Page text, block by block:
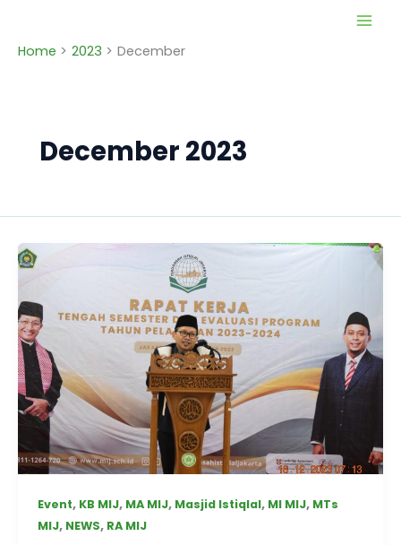
content
Home 2023 December
December 2023
Event, KB MIJ, MA MIJ, Masjid Istiqlal, MI MIJ, MTs
MIJ, NEWS, RA MIJ